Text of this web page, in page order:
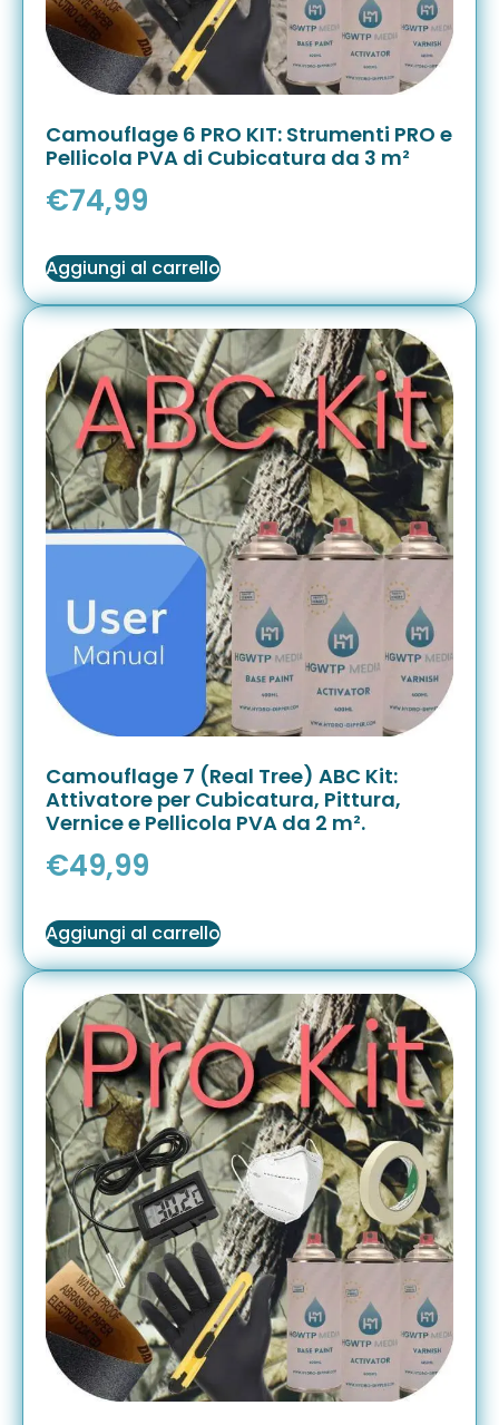
Camouflage 6 PRO KIT: Strumenti PRO e
Pellicola PVA di Cubicatura da 3 m²
€74,99
Aggiungi al carrello
Camouflage 7 (Real Tree) ABC Kit:
Attivatore per Cubicatura, Pittura,
Vernice e Pellicola PVA da 2 m².
€49,99
Aggiungi al carrello